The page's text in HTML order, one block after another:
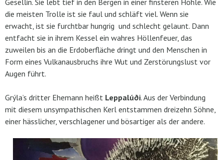
die meisten Trolle ist sie faul und schläft viel. Wenn sie
erwacht, ist sie furchtbar hungrig und schlecht gelaunt. Dann
entfacht sie in ihrem Kessel ein wahres Höllenfeuer, das
zuweilen bis an die Erdoberfläche dringt und den Menschen in
Form eines Vulkanausbruchs ihre Wut und Zerstörungslust vor
Augen führt.
Grýla’s dritter Ehemann heißt Leppalúði. Aus der Verbindung
mit diesem unsympathischen Kerl entstammen dreizehn Söhne,
einer hässlicher, verschlagener und bösartiger als der andere.